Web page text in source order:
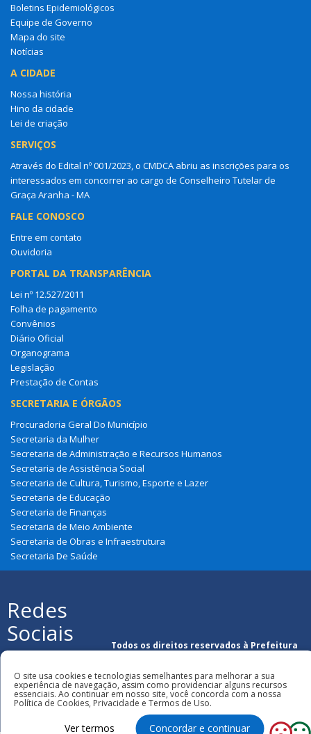
Boletins Epidemiológicos
Equipe de Governo
Mapa do site
Notícias
A CIDADE
Nossa história
Hino da cidade
Lei de criação
SERVIÇOS
Através do Edital nº 001/2023, o CMDCA abriu as inscrições para os
interessados em concorrer ao cargo de Conselheiro Tutelar de
Graça Aranha - MA
FALE CONOSCO
Entre em contato
Ouvidoria
PORTAL DA TRANSPARÊNCIA
Lei nº 12.527/2011
Folha de pagamento
Convênios
Diário Oficial
Organograma
Legislação
Prestação de Contas
SECRETARIA E ÓRGÃOS
Procuradoria Geral Do Município
Secretaria da Mulher
Secretaria de Administração e Recursos Humanos
Secretaria de Assistência Social
Secretaria de Cultura, Turismo, Esporte e Lazer
Secretaria de Educação
Secretaria de Finanças
Secretaria de Meio Ambiente
Secretaria de Obras e Infraestrutura
Secretaria De Saúde
Redes
Sociais
Todos os direitos reservados à Prefeitura
O site usa cookies e tecnologias semelhantes para melhorar a sua
experiência de navegação, assim como providenciar alguns recursos
essenciais. Ao continuar em nosso site, você concorda com a nossa
Política de Cookies, Privacidade e Termos de Uso.
Ver termos Concordar e continuar